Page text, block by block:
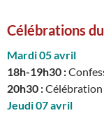
Célébrations
Mardi 05 avril
18h-19h30 :
20h30 :
Jeudi 07 avril